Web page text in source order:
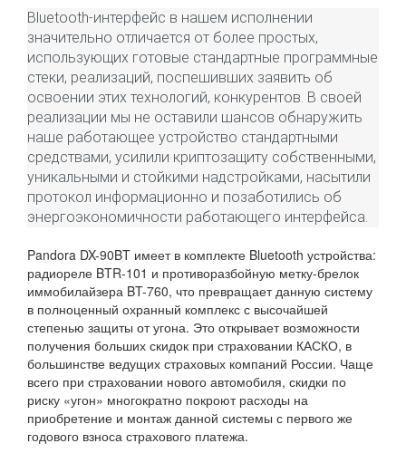
Bluetooth-интерфейс в нашем исполнении
значительно отличается от более простых,
использующих готовые стандартные программные
стеки, реализаций, поспешивших заявить об
освоении этих технологий, конкурентов. В своей
реализации мы не оставили шансов обнаружить
наше работающее устройство стандартными
средствами, усилили криптозащиту собственными,
уникальными и стойкими надстройками, насытили
протокол информационно и позаботились об
энергоэкономичности работающего интерфейса.
Pandora DX-90BT имеет в комплекте Bluetooth устройства:
радиореле BTR-101 и противоразбойную метку-брелок
иммобилайзера BT-760, что превращает данную систему
в полноценный охранный комплекс с высочайшей
степенью защиты от угона. Это открывает возможности
получения больших скидок при страховании КАСКО, в
большинстве ведущих страховых компаний России. Чаще
всего при страховании нового автомобиля, скидки по
риску «угон» многократно покроют расходы на
приобретение и монтаж данной системы с первого же
годового взноса страхового платежа.